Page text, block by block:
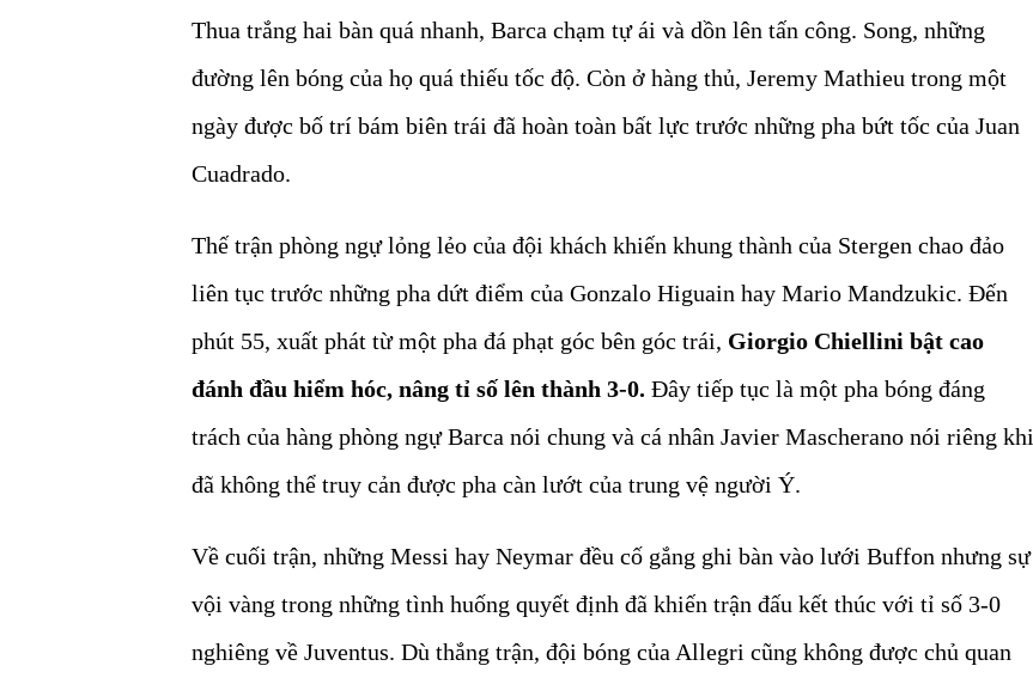
Thua trắng hai bàn quá nhanh, Barca chạm tự ái và dồn lên tấn công. Song, những
đường lên bóng của họ quá thiếu tốc độ. Còn ở hàng thủ, Jeremy Mathieu trong một
ngày được bố trí bám biên trái đã hoàn toàn bất lực trước những pha bứt tốc của Juan
Cuadrado.
Thế trận phòng ngự lỏng lẻo của đội khách khiến khung thành của Stergen chao đảo
liên tục trước những pha dứt điểm của Gonzalo Higuain hay Mario Mandzukic. Đến
phút 55, xuất phát từ một pha đá phạt góc bên góc trái, Giorgio Chiellini bật cao
đánh đầu hiểm hóc, nâng tỉ số lên thành 3-0. Đây tiếp tục là một pha bóng đáng
trách của hàng phòng ngự Barca nói chung và cá nhân Javier Mascherano nói riêng khi
đã không thể truy cản được pha càn lướt của trung vệ người Ý.
Về cuối trận, những Messi hay Neymar đều cố gắng ghi bàn vào lưới Buffon nhưng sự
vội vàng trong những tình huống quyết định đã khiến trận đấu kết thúc với tỉ số 3-0
nghiêng về Juventus. Dù thắng trận, đội bóng của Allegri cũng không được chủ quan